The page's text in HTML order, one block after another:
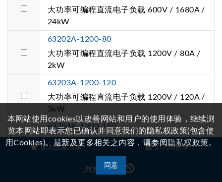
大功率可编程直流电子负载 600V / 1680A /
24kW
63202A-1200-80
大功率可编程直流电子负载 1200V / 80A /
2kW
63203A-1200-120
大功率可编程直流电子负载 1200V / 120A /
3kW
63204A-1200-160
大功率可编程直流电子负载 1200V / 160A /
4kW
63205A-1200-200
加入收藏清单 加入询价车
本网站使用cookies以改善网站和用户的使用体验，继续浏
览本网站即表示您已确认并同意我们的隐私权政策(包含使
用Cookies)。最新及更多相关之内容，请参阅 隐私权政策 。
同意
浏览记录